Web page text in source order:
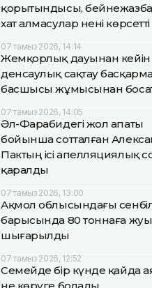
қорытындысы,
хат алмасулар нені көрсетті
07 тамыз 2026, 14:14
Жемқорлық дауынан кейін
денсаулық сақтау
басшысы жұмысынан
07 тамыз 2026, 14:05
Әл-Фарабидегі жол апаты
бойынша сотталған
Пактың ісі апелляциялық
қаралды
07 тамыз 2026, 13:00
Ақмол облысындағы
барысында 80 тоннаға
шығарылды
07 тамыз 2026, 12:52
Семейде бір күнде қайда